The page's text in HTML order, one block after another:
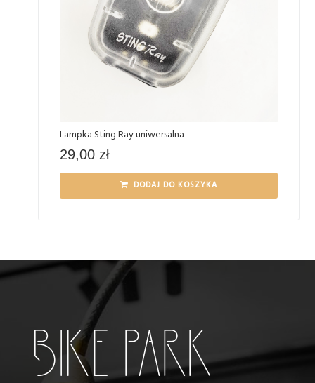
Lampka Sting Ray uniwersalna
29,00 zł
DODAJ DO KOSZYKA